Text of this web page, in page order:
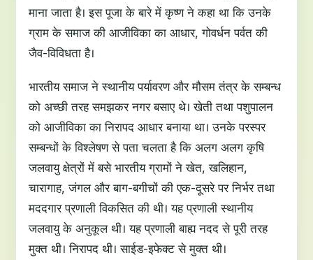
माना जाता है। इस पूजा के बारे में कृष्ण ने कहा था कि उनके
ग्राम के समाज की आजीविका का आधार, गोवर्धन पर्वत की
जैव-विविधता है।
भारतीय समाज ने स्थानीय पर्यावरण और मौसम तंत्र के सम्बन्ध
को अच्छी तरह समझकर नगर बसाए थे। खेती तथा पशुपालन
को आजीविका का निरापद आधार बनाया था। उनके परस्पर
सम्बन्धों के विश्लेषण से पता चलता है कि अलग अलग कृषि
जलवायु क्षेत्रों में बसे भारतीय ग्रामों ने खेत, खलिहान,
चारागाह, जंगल और बाग-बगीचों की एक-दूसरे पर निर्भर तथा
मददगार प्रणाली विकसित की थी। यह प्रणाली स्थानीय
जलवायु के अनुकूल थी। यह प्रणाली बाह्य नदद से पूरी तरह
मुक्त थी। निरापद थी। साईड-इफेक्ट से मुक्त थी।